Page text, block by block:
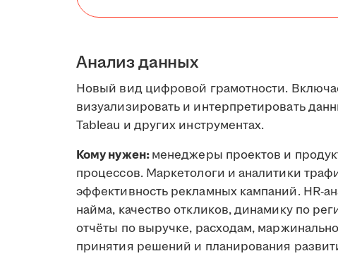
Анализ данных
Новый вид цифровой грамотности.
визуализировать и интерпретировать
Tableau и других инструментах.
Кому нужен:менеджеры проектов и
процессов. Маркетологи и аналитики
эффективность рекламных кампаний. HR-
найма, качество откликов, динамику по
отчёты по выручке, расходам,
принятия решений и планирования